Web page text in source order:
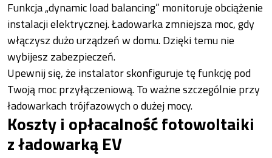
Funkcja „dynamic load balancing” monitoruje obciążenie
instalacji elektrycznej. Ładowarka zmniejsza moc, gdy
włączysz dużo urządzeń w domu. Dzięki temu nie
wybijesz zabezpieczeń.
Upewnij się, że instalator skonfiguruje tę funkcję pod
Twoją moc przyłączeniową. To ważne szczególnie przy
ładowarkach trójfazowych o dużej mocy.
Koszty i opłacalność fotowoltaiki
z ładowarką EV